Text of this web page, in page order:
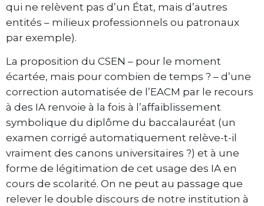
qui ne relèvent pas d’un État, mais d’autres
entités – milieux professionnels ou patronaux
par exemple).
La proposition du CSEN – pour le moment
écartée, mais pour combien de temps ? – d’une
correction automatisée de l’EACM par le recours
à des IA renvoie à la fois à l’affaiblissement
symbolique du diplôme du baccalauréat (un
examen corrigé automatiquement relève-t-il
vraiment des canons universitaires ?) et à une
forme de légitimation de cet usage des IA en
cours de scolarité. On ne peut au passage que
relever le double discours de notre institution à